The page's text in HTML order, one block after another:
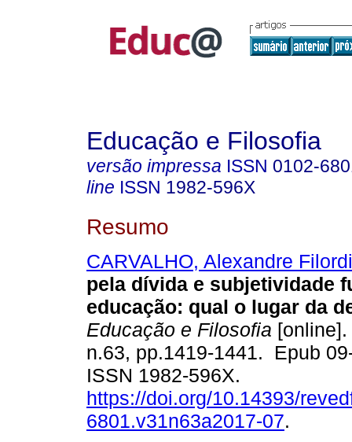
Educação e Filosofia
versão impressa ISSN 0102-
line ISSN 1982-596X
Resumo
CARVALHO, Alexandre
pela dívida e subjetividade
educação: qual o lugar da
Educação e Filosofia
n.63, pp.1419-1441. Epub
ISSN 1982-596X.
https://doi.org/10.14393/
6801.v31n63a2017-07.